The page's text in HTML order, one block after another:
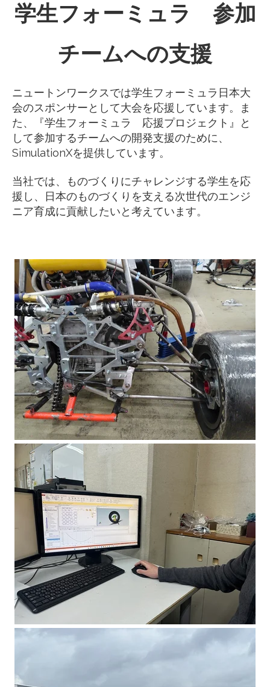
学生フォーミュラ 参加
チームへの支援
ニュートンワークスでは学生フォーミュラ日本大
会のスポンサーとして大会を応援しています。ま
た、『学生フォーミュラ 応援プロジェクト』と
して参加するチームへの開発支援のために、
SimulationXを提供しています。
当社では、ものづくりにチャレンジする学生を応
援し、日本のものづくりを支える次世代のエンジ
ニア育成に貢献したいと考えています。